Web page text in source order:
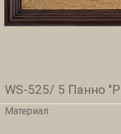
WS-525/ 5 Панно
Материал: